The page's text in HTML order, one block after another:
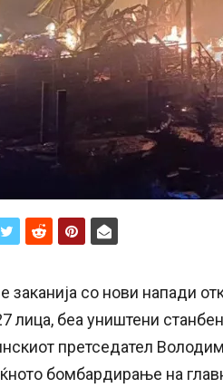
заканија со нови напади
лица, беа уништени
претседател
бомбардирање на